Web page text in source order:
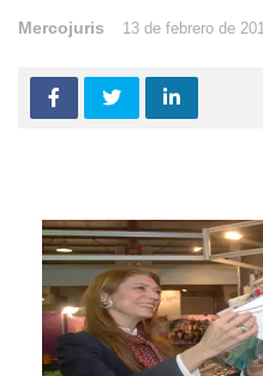
Mercojuris 13 de febrero de